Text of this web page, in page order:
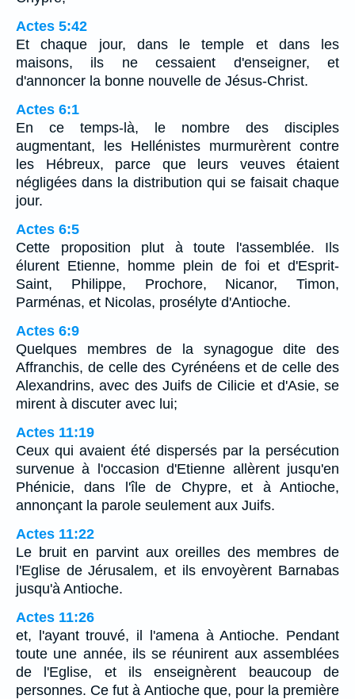
Actes 5:42
Et chaque jour, dans le temple et dans les
maisons, ils ne cessaient d'enseigner, et
d'annoncer la bonne nouvelle de Jésus-Christ.
Actes 6:1
En ce temps-là, le nombre des disciples
augmentant, les Hellénistes murmurèrent contre
les Hébreux, parce que leurs veuves étaient
négligées dans la distribution qui se faisait chaque
jour.
Actes 6:5
Cette proposition plut à toute l'assemblée. Ils
élurent Etienne, homme plein de foi et d'Esprit-
Saint, Philippe, Prochore, Nicanor, Timon,
Parménas, et Nicolas, prosélyte d'Antioche.
Actes 6:9
Quelques membres de la synagogue dite des
Affranchis, de celle des Cyrénéens et de celle des
Alexandrins, avec des Juifs de Cilicie et d'Asie, se
mirent à discuter avec lui;
Actes 11:19
Ceux qui avaient été dispersés par la persécution
survenue à l'occasion d'Etienne allèrent jusqu'en
Phénicie, dans l'île de Chypre, et à Antioche,
annonçant la parole seulement aux Juifs.
Actes 11:22
Le bruit en parvint aux oreilles des membres de
l'Eglise de Jérusalem, et ils envoyèrent Barnabas
jusqu'à Antioche.
Actes 11:26
et, l'ayant trouvé, il l'amena à Antioche. Pendant
toute une année, ils se réunirent aux assemblées
de l'Eglise, et ils enseignèrent beaucoup de
personnes. Ce fut à Antioche que, pour la première